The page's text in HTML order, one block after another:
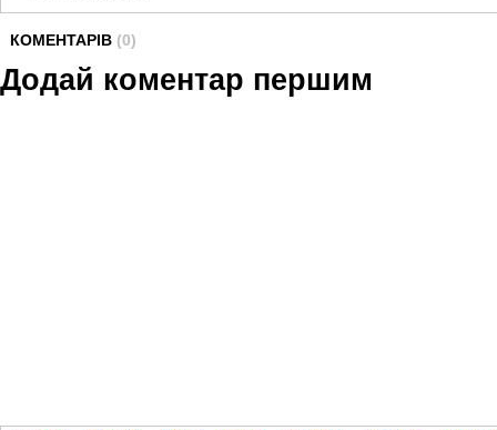
КОМЕНТАРІВ (0)
Додай коментар першим